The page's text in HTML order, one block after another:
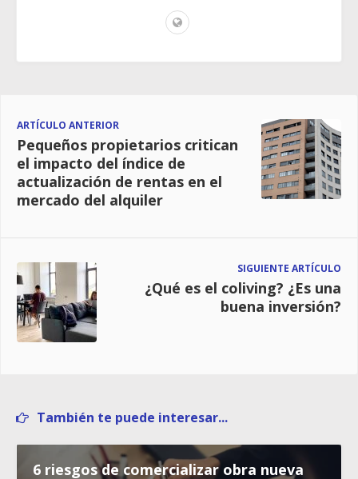
ARTÍCULO ANTERIOR
Pequeños propietarios critican
el impacto del índice de
actualización de rentas en el
mercado del alquiler
SIGUIENTE ARTÍCULO
¿Qué es el coliving? ¿Es una
buena inversión?
También te puede interesar...
6 riesgos de comercializar obra nueva